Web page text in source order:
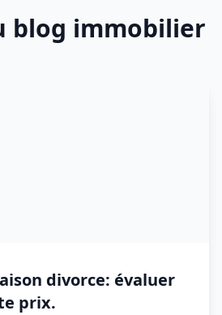
blog immobilier
divorce: évaluer
prix.